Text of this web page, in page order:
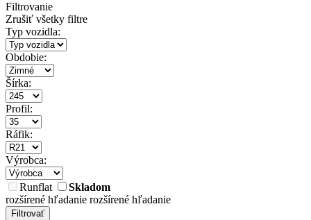
Filtrovanie
Zrušiť všetky filtre
Typ vozidla:
Obdobie:
Šírka:
Profil:
Ráfik:
Výrobca:
Runflat
Skladom
rozšírené hľadanie rozšírené hľadanie
Filtrovať